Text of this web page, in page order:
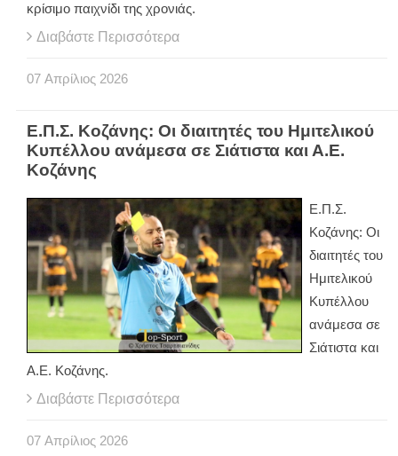
κρίσιμο παιχνίδι της χρονιάς.
Διαβάστε Περισσότερα
07 Απρίλιος 2026
Ε.Π.Σ. Κοζάνης: Οι διαιτητές του Ημιτελικού
Κυπέλλου ανάμεσα σε Σιάτιστα και Α.Ε.
Κοζάνης
Ε.Π.Σ.
Κοζάνης: Οι
διαιτητές του
Ημιτελικού
Κυπέλλου
ανάμεσα σε
Σιάτιστα και
Α.Ε. Κοζάνης.
Διαβάστε Περισσότερα
07 Απρίλιος 2026